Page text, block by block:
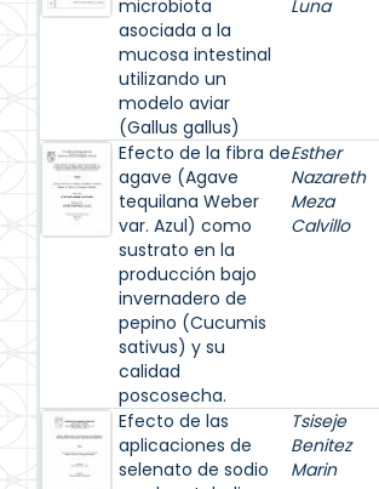
microbiota
asociada a la
mucosa intestinal
utilizando un
modelo aviar
(Gallus gallus)
Luna
Efecto de la fibra de
agave (Agave
tequilana Weber
var. Azul) como
sustrato en la
producción bajo
invernadero de
pepino (Cucumis
sativus) y su
calidad
poscosecha.
Esther
Nazareth
Meza
Calvillo
Efecto de las
aplicaciones de
selenato de sodio
Tsiseje
Benitez
Marin